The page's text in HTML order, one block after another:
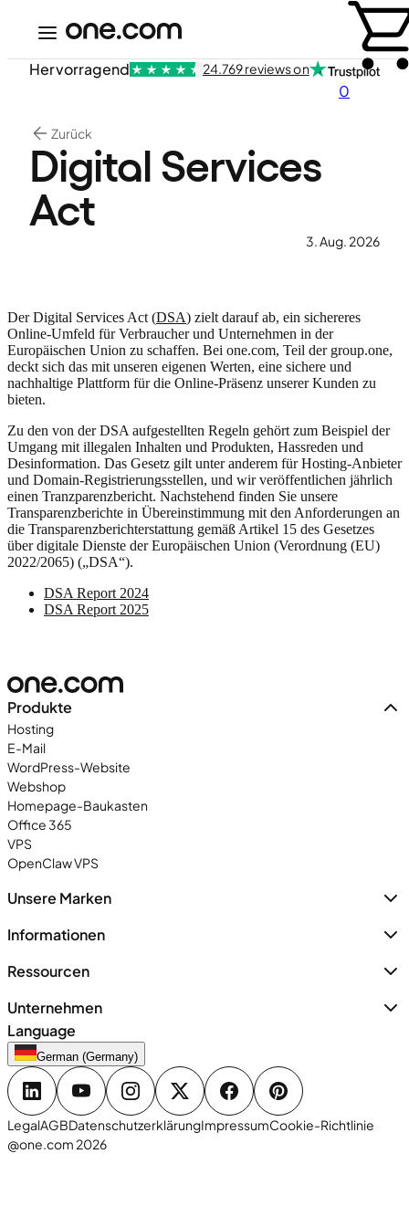
0
Hervorragend 24.769 reviews on
Zurück
Digital Services
Act
3. Aug. 2026
Der Digital Services Act (DSA) zielt darauf ab, ein sichereres
Online-Umfeld für Verbraucher und Unternehmen in der
Europäischen Union zu schaffen. Bei one.com, Teil der group.one,
deckt sich das mit unseren eigenen Werten, eine sichere und
nachhaltige Plattform für die Online-Präsenz unserer Kunden zu
bieten.
Zu den von der DSA aufgestellten Regeln gehört zum Beispiel der
Umgang mit illegalen Inhalten und Produkten, Hassreden und
Desinformation. Das Gesetz gilt unter anderem für Hosting-Anbieter
und Domain-Registrierungsstellen, und wir veröffentlichen jährlich
einen Tranzparenzbericht. Nachstehend finden Sie unsere
Transparenzberichte in Übereinstimmung mit den Anforderungen an
die Transparenzberichterstattung gemäß Artikel 15 des Gesetzes
über digitale Dienste der Europäischen Union (Verordnung (EU)
2022/2065) („DSA“).
DSA Report 2024
DSA Report 2025
Produkte
Hosting
E-Mail
WordPress-Website
Webshop
Homepage-Baukasten
Office 365
VPS
OpenClaw VPS
Unsere Marken
Informationen
Ressourcen
Unternehmen
Language
German (Germany)
LegalAGBDatenschutzerklärungImpressumCookie-Richtlinie
@one.com 2026